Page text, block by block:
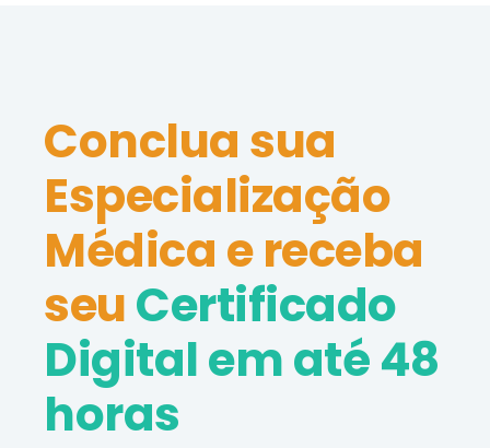
Conclua sua
Especialização
Médica e receba
seuCertificado
Digital em até 48
horas